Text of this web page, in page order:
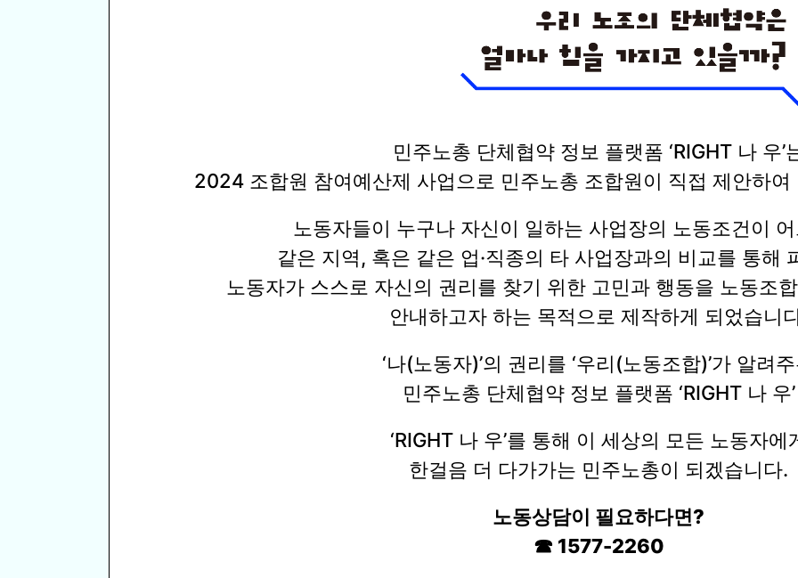
민주노총 단체협약 정보 플랫폼 ‘RIGHT 나 우’
2024 조합원 참여예산제 사업으로 민주노총 조합원이 직접 제안하
노동자들이 누구나 자신이 일하는 사업장의 노동조건이
같은 지역, 혹은 같은 업·직종의 타 사업장과의 비교를 통해
노동자가 스스로 자신의 권리를 찾기 위한 고민과 행동을 노동조
안내하고자 하는 목적으로 제작하게 되었습니
‘나(노동자)’의 권리를 ‘우리(노동조합)’가 알려
민주노총 단체협약 정보 플랫폼 ‘RIGHT 나 우’
‘RIGHT 나 우’를 통해 이 세상의 모든 노동자에
한걸음 더 다가가는 민주노총이 되겠습니다.
노동상담이 필요하다면?
☎ 1577-2260